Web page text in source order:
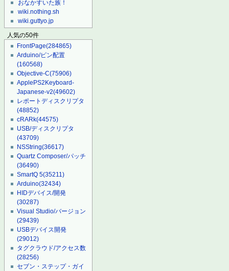
おなかすいた族！
wiki.nothing.sh
wiki.guttyo.jp
人気の50件
FrontPage(284865)
Arduino/ピン配置
(160568)
Objective-C(75906)
ApplePS2Keyboard-
Japanese-v2(49602)
レポートディスクリプタ
(48852)
cRARk(44575)
USB/ディスクリプタ
(43709)
NSString(36617)
Quartz Composer/パッチ
(36490)
SmartQ 5(35211)
Arduino(32434)
HIDデバイス/開発
(30287)
Visual Studio/バージョン
(29439)
USBデバイス開発
(29012)
タグクラウド/アクセス数
(28256)
セブン・ステップ・ガイ